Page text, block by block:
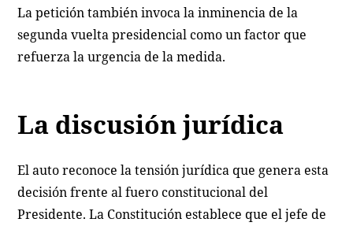
La petición también invoca la inminencia de la
segunda vuelta presidencial como un factor que
refuerza la urgencia de la medida.
La discusión jurídica
El auto reconoce la tensión jurídica que genera esta
decisión frente al fuero constitucional del
Presidente. La Constitución establece que el jefe de